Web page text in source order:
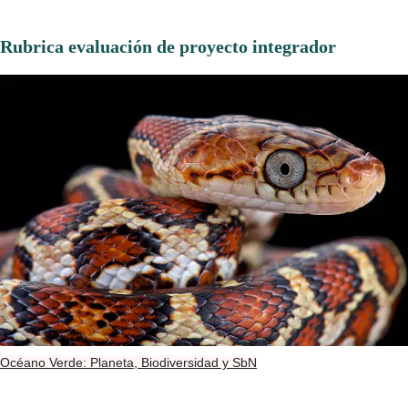
Rubrica evaluación de proyecto integrador
Océano Verde: Planeta, Biodiversidad y SbN